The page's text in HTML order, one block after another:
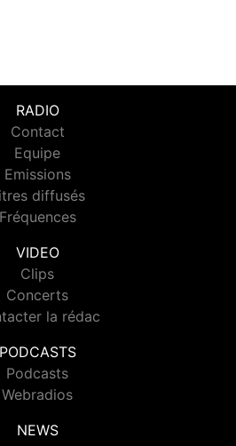
RADIO
Contact
Equipe
Emissions
diffusés
Fréquences
VIDEO
Clips
Concerts
la rédac
PODCASTS
Podcasts
Webradios
NEWS